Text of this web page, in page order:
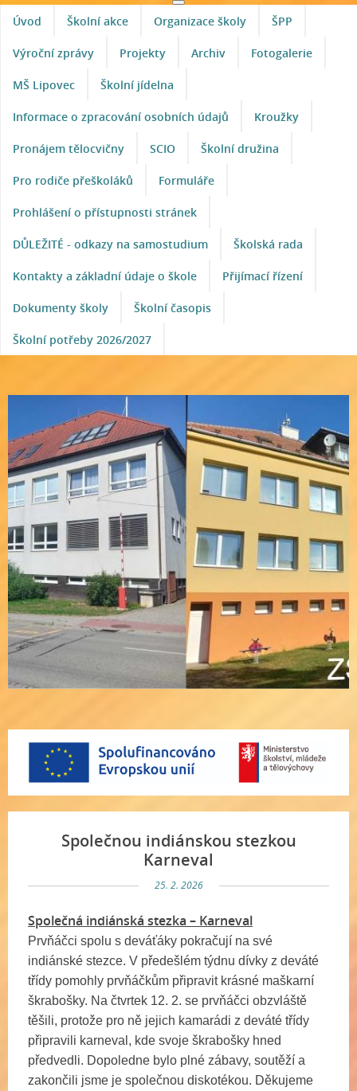
Úvod Školní akce Organizace školy ŠPP
Výroční zprávy Projekty Archiv Fotogalerie
MŠ Lipovec Školní jídelna
Informace o zpracování osobních údajů Kroužky
Pronájem tělocvičny SCIO Školní družina
Pro rodiče přeškoláků Formuláře
Prohlášení o přístupnosti stránek
DŮLEŽITÉ - odkazy na samostudium Školská rada
Kontakty a základní údaje o škole Přijímací řízení
Dokumenty školy Školní časopis
Školní potřeby 2026/2027
Společnou indiánskou stezkou
Karneval
25. 2. 2026
Společná indiánská stezka – Karneval
Prvňáčci spolu s deváťáky pokračují na své
indiánské stezce. V předešlém týdnu dívky z deváté
třídy pomohly prvňáčkům připravit krásné maškarní
škrabošky. Na čtvrtek 12. 2. se prvňáčci obzvláště
těšili, protože pro ně jejich kamarádi z deváté třídy
připravili karneval, kde svoje škrabošky hned
předvedli. Dopoledne bylo plné zábavy, soutěží a
zakončili jsme je společnou diskotékou. Děkujeme